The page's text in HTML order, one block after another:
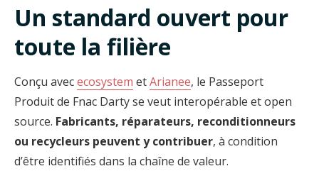
Un standard ouvert pour
toute la filière
Conçu avececosystem etArianee, le Passeport
Produit de Fnac Darty se veut interopérable et open
source. Fabricants, réparateurs, reconditionneurs
ou recycleurs peuvent y contribuer, à condition
d’être identifiés dans la chaîne de valeur.